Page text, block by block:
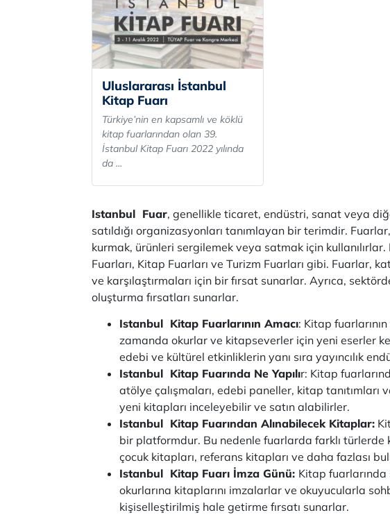
Uluslararası İstanbul
Kitap Fuarı
Türkiye’nin en kapsamlı ve köklü
kitap fuarlarından olan 39.
İstanbul Kitap Fuarı 2022 yılında
da ...
Istanbul Fuar, genellikle ticaret, endüstri, sanat veya
satıldığı organizasyonları tanımlayan bir terimdir.
kurmak, ürünleri sergilemek veya satmak için
Fuarları, Kitap Fuarları ve Turizm Fuarları gibi. Fuarlar,
ve karşılaştırmaları için bir fırsat sunarlar. Ayrıca,
oluşturma fırsatları sunarlar.
Istanbul Kitap Fuarlarının Amacı: Kitap
zamanda okurlar ve kitapseverler için yeni eserler
edebi ve kültürel etkinliklerin yanı sıra yayıncılık
Istanbul Kitap Fuarında Ne Yapılır: Kitap
atölye çalışmaları, edebi paneller, kitap
yeni kitapları inceleyebilir ve satın alabilirler.
Istanbul Kitap Fuarından Alınabilecek Kitaplar:
bir platformdur. Bu nedenle fuarlarda farklı
çocuk kitapları, referans kitapları ve daha fazlası
Istanbul Kitap Fuarı İmza Günü: Kitap fuarlarında
okurlarına kitaplarını imzalarlar ve okuyucularla
kişiselleştirilmiş hale getirme fırsatı sunarlar.